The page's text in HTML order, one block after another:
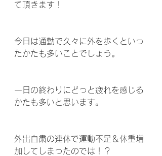
て頂きます！
今日は通勤で久々に外を歩くといっ
たかたも多いことでしょう。
一日の終わりにどっと疲れを感じる
かたも多いと思います。
外出自粛の連休で運動不足＆体重増
加してしまったのでは！？